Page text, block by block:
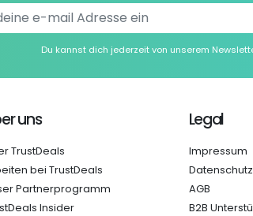
Du kannst dich jederzeit von unserem
uns
TrustDeals
bei TrustDeals
Partnerprogramm
Insider
Legal
Impressum
Datenschutz
AGB
B2B